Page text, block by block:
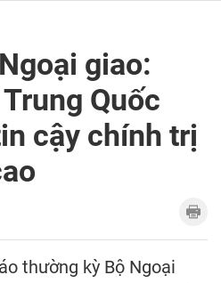
giao:
Quốc
cậy chính trị
thường kỳ Bộ Ngoại